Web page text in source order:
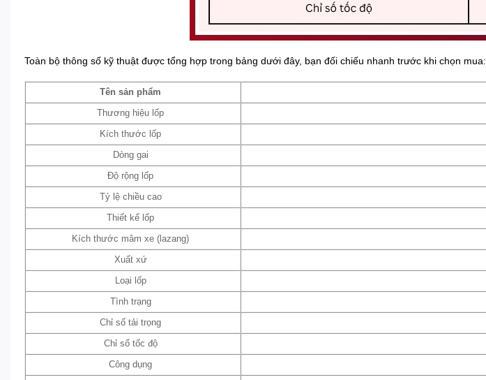
Toàn bộ thông số kỹ thuật được tổng hợp trong bảng dưới đây, bạn đối chiếu nhanh trước khi chọn mua:
Tên sản phẩm
Thương hiệu lốp
Kích thước lốp
Dòng gai
Độ rộng lốp
Tỷ lệ chiều cao
Thiết kế lốp
Kích thước mâm xe (lazang)
Xuất xứ
Loại lốp
Tình trạng
Chỉ số tải trọng
Chỉ số tốc độ
Công dụng